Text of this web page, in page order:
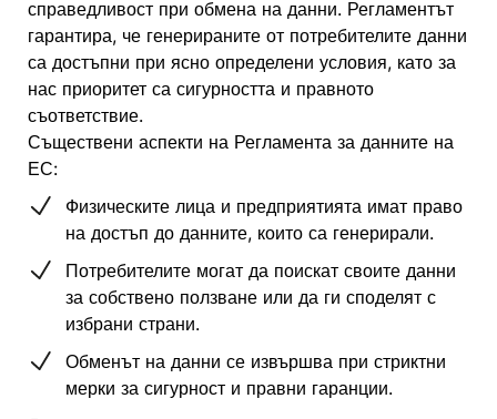
справедливост при обмена на данни. Регламентът
гарантира, че генерираните от потребителите данни
са достъпни при ясно определени условия, като за
нас приоритет са сигурността и правното
съответствие.
Съществени аспекти на Регламента за данните на
ЕС:
Физическите лица и предприятията имат право
на достъп до данните, които са генерирали.
Потребителите могат да поискат своите данни
за собствено ползване или да ги споделят с
избрани страни.
Обменът на данни се извършва при стриктни
мерки за сигурност и правни гаранции.